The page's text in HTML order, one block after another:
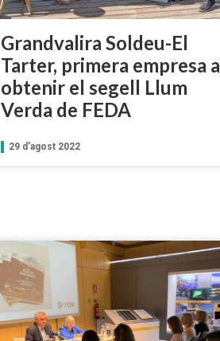
Grandvalira Soldeu-El
Tarter, primera empresa a
obtenir el segell Llum
Verda de FEDA
29 d'agost 2022